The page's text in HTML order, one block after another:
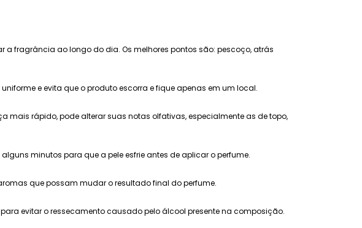
a fragrância ao longo do dia. Os melhores pontos são: pescoço, atrás
e evita que o produto escorra e fique apenas em um local.
mais rápido, pode alterar suas notas olfativas, especialmente as de topo,
minutos para que a pele esfrie antes de aplicar o perfume.
que possam mudar o resultado final do perfume.
evitar o ressecamento causado pelo álcool presente na composição.